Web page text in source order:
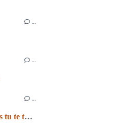
…
…
…
Le tatouage des sourcils te tente, mais tu te tâtes ?